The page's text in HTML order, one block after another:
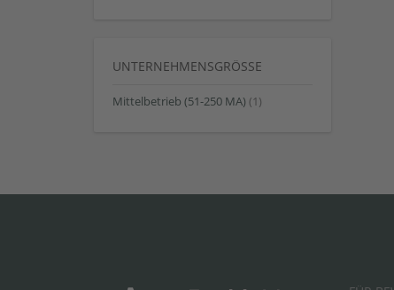
UNTERNEHMENSGRÖSSE
Mittelbetrieb (51-250 MA) (1)